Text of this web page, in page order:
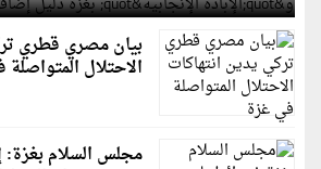
بيان مصري قطري
الاحتلال
مجلس السلام بغزة: